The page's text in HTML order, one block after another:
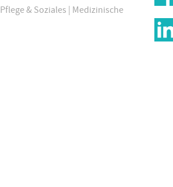
Pflege & Soziales Medizinische